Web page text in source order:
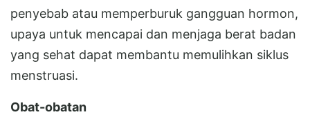
penyebab atau memperburuk gangguan hormon,
upaya untuk mencapai dan menjaga berat badan
yang sehat dapat membantu memulihkan siklus
menstruasi.
Obat-obatan